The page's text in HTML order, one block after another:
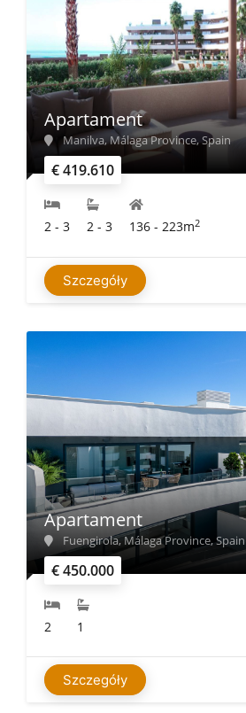
€ 419.610
Apartament
Manilva, Málaga Province, Spain
2 - 3 2 - 3 136 - 223m2
Szczegóły
€ 450.000
Apartament
Fuengirola, Málaga Province, Spain
2 1
Szczegóły